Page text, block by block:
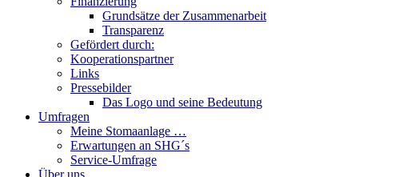
Grundsätze der Zusammenarbeit
Transparenz
Gefördert durch:
Kooperationspartner
Links
Pressebilder
Das Logo und seine Bedeutung
Umfragen
Meine Stomaanlage …
Erwartungen an SHG´s
Service-Umfrage
Über uns